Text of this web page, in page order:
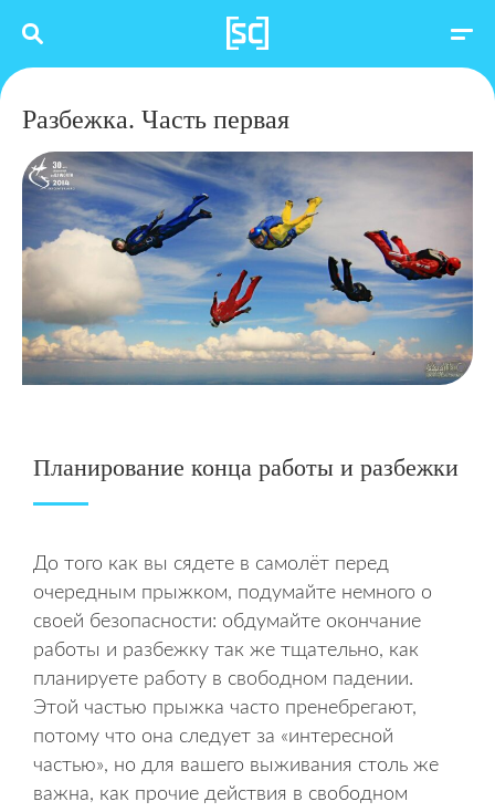
Разбежка. Часть первая
Планирование конца работы и разбежки
До того как вы сядете в самолёт перед
очередным прыжком, подумайте немного о
своей безопасности: обдумайте окончание
работы и разбежку так же тщательно, как
планируете работу в свободном падении.
Этой частью прыжка часто пренебрегают,
потому что она следует за «интересной
частью», но для вашего выживания столь же
важна, как прочие действия в свободном